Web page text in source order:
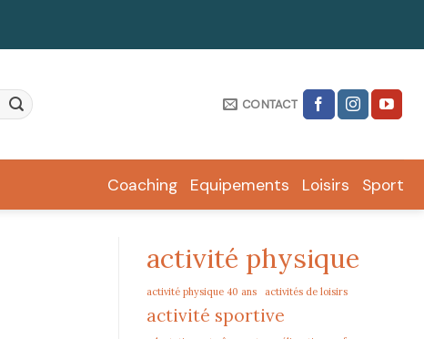
CONTACT
Coaching Equipements Loisirs Sport
activité physique
activité physique 40 ans activités de loisirs
activité sportive